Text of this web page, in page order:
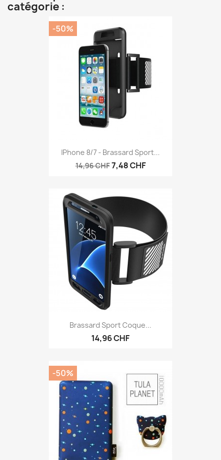
catégorie :
IPhone 8/7 - Brassard Sport...
14,96 CHF7,48 CHF
-50%
Brassard Sport Coque...
14,96 CHF
-50%